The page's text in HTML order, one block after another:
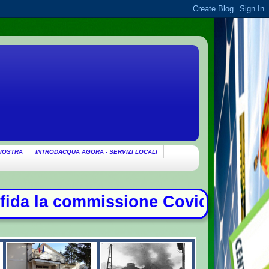
INTRODACQUA AGORA - SERVIZI LOCALI
Covid, duello con